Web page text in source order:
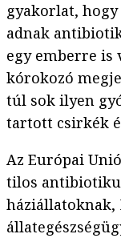
gyakorlat,
adnak
egy emberre is
kórokozó
túl sok ilyen
tartott csirkék
Az Európai
tilos
háziállatoknak,